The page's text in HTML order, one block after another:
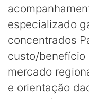
especializado
concentrados
custo/benefício
mercado
e orientação